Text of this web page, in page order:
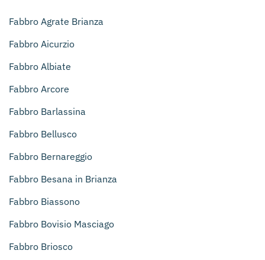
Fabbro Agrate Brianza
Fabbro Aicurzio
Fabbro Albiate
Fabbro Arcore
Fabbro Barlassina
Fabbro Bellusco
Fabbro Bernareggio
Fabbro Besana in Brianza
Fabbro Biassono
Fabbro Bovisio Masciago
Fabbro Briosco